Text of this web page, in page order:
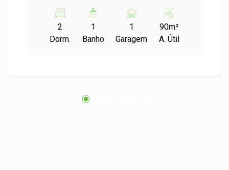
2
Dorm.
1
Banho
1
Garagem
90m²
A. Útil